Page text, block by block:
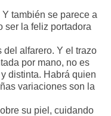
también se parece a
ser la feliz portadora
alfarero. Y el trazo
por mano, no es
distinta. Habrá quien
variaciones son la
su piel, cuidando